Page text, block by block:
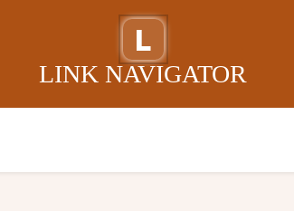
L
LINK NAVIGATOR